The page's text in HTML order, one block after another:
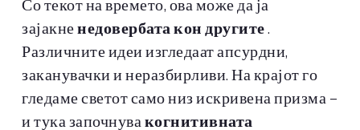
Со текот на времето, ова може да ја
зајакненедовербата кон другите .
Различните идеи изгледаат апсурдни,
заканувачки и неразбирливи. На крајот го
гледаме светот само низ искривена призма –
и тука започнува когнитивната